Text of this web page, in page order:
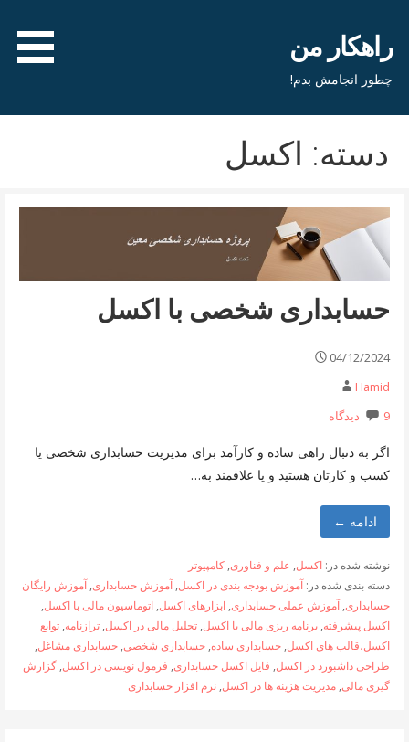
محتواراهکار من
چطور انجامش بدم!
دسته: اکسل
حسابداری شخصی با اکسل
04/12/2024
Hamid
9 دیدگاه
اگر به دنبال راهی ساده و کارآمد برای مدیریت حسابداری شخصی یا
کسب و کارتان هستید و یا علاقمند به…
ادامه ←
نوشته شده در: اکسل, علم و فناوری, کامپیوتر
دسته بندی شده در:آموزش بودجه بندی در اکسل,آموزش حسابداری,آموزش رایگان
حسابداری,آموزش عملی حسابداری, ابزارهای اکسل, اتوماسیون مالی با اکسل,
اکسل پیشرفته, برنامه ریزی مالی با اکسل, تحلیل مالی در اکسل, ترازنامه, توابع
اکسل،قالب های اکسل, حسابداری ساده, حسابداری شخصی, حسابداری مشاغل,
طراحی داشبورد در اکسل, فایل اکسل حسابداری, فرمول نویسی در اکسل, گزارش
گیری مالی, مدیریت هزینه ها در اکسل, نرم افزار حسابداری